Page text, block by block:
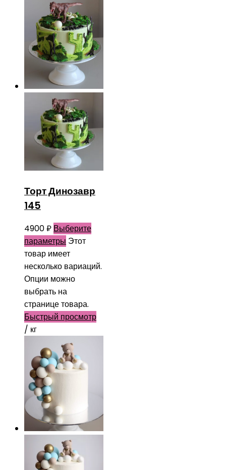
Торт Динозавр
145
4900₽ Выберите
параметры Этот
товар имеет
несколько вариаций.
Опции можно
выбрать на
странице товара.
Быстрый просмотр
/ кг